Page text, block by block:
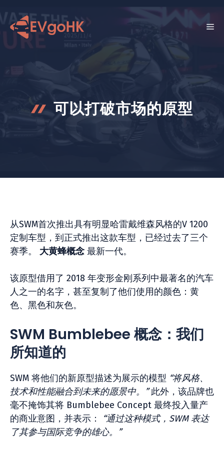
菜
可以打破市场的原型
从SWM首次推出具有明显哈雷戴维森风格的V 1200
定制车型，到正式推出这款车型，已经过去了三个
赛季。 大黄蜂概念最新一代。
该原型借用了 2018 年变形金刚系列中最著名的汽车
人之一的名字，甚至复制了他们使用的颜色：黄
色、黑色和灰色。
SWM Bumblebee 概念：我们
所知道的
SWM 将他们的新原型描述为展示的模型 “将风格、
技术和性能融合到未来的愿景中。”此外，该品牌也
毫不掩饰其将 Bumblebee Concept 最终投入量产
的商业意图，并表示：
“通过这种模式，SWM 表达
了其参与国际竞争的雄心。”